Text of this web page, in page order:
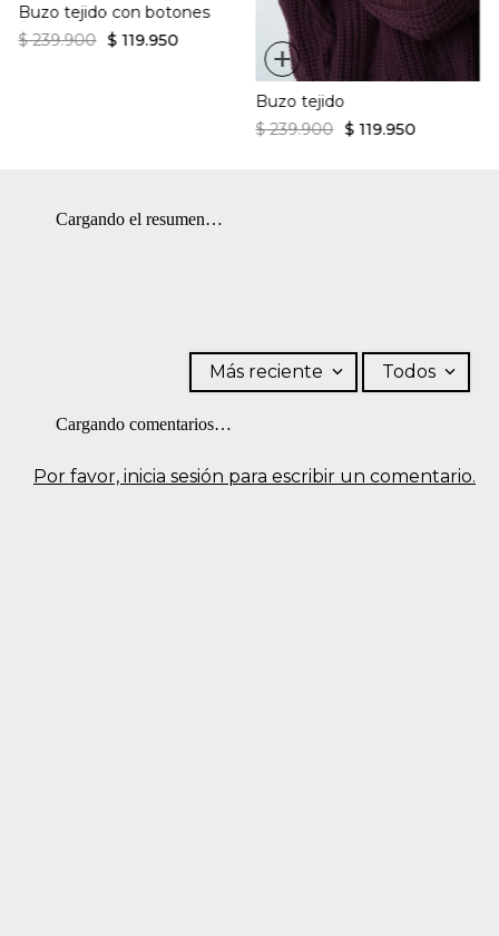
Buzo tejido con botones
$ 239.900 $ 119.950 +
Buzo tejido
$ 239.900 $ 119.950
Cargando el resumen…
Por favor, inicia sesión para escribir un comentario.
Más reciente Todos
Cargando comentarios…